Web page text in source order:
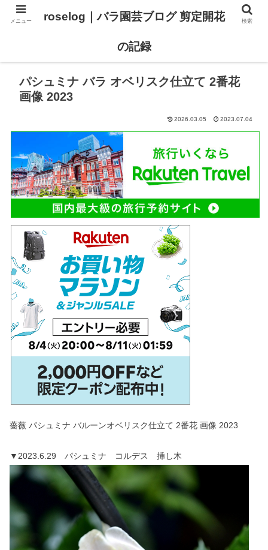
パシュミナ バラ オベリスク仕立て 2番花
画像 2023
2026.03.05 2023.07.04
薔薇 パシュミナ バルーンオベリスク仕立て 2番花 画像 2023
▼2023.6.29 パシュミナ コルデス 挿し木
メニュー roselog｜バラ園芸ブログ 剪定開花
の記録
検索